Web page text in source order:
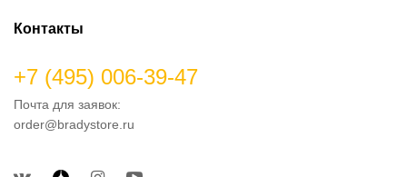
Контакты
+7 (495) 006-39-47
Почта для заявок:
order@bradystore.ru